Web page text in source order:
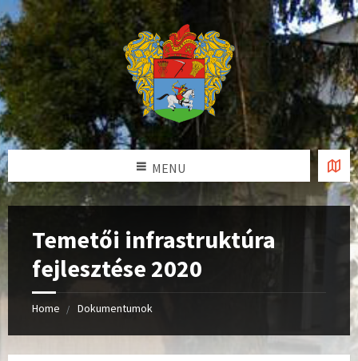
MENU
Temetői infrastruktúra
fejlesztése 2020
Home Dokumentumok